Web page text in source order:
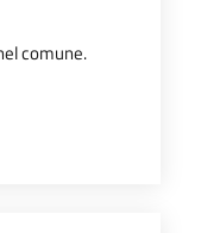
comune.